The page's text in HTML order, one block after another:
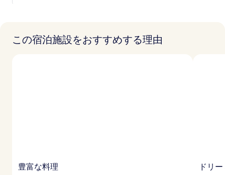
この宿泊施設をおすすめする理由
豊富な料理 ドリ